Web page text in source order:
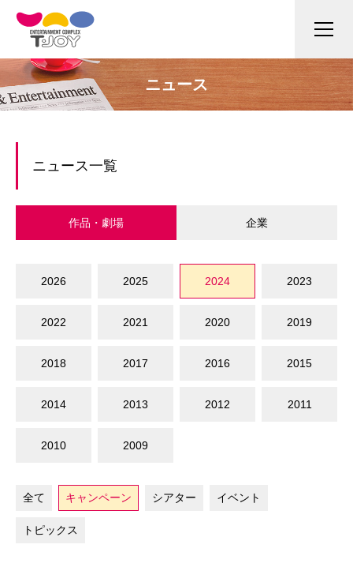
ニュース
ニュース一覧
作品・劇場 企業
2026 2025 2024 2023
2022 2021 2020 2019
2018 2017 2016 2015
2014 2013 2012 2011
2010 2009
全て キャンペーン シアター イベント
トピックス